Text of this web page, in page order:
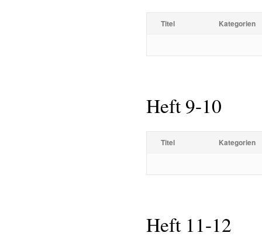
Titel Kategorien
Heft 9-10
Titel Kategorien
Heft 11-12